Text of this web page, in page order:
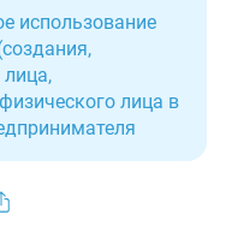
использование
лица в